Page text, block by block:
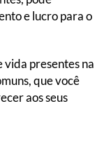
e lucro para o
vida presentes na
que você
aos seus